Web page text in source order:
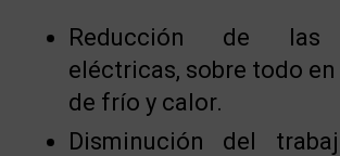
Reducción de las
eléctricas, sobre todo
de frío y calor.
Disminución del